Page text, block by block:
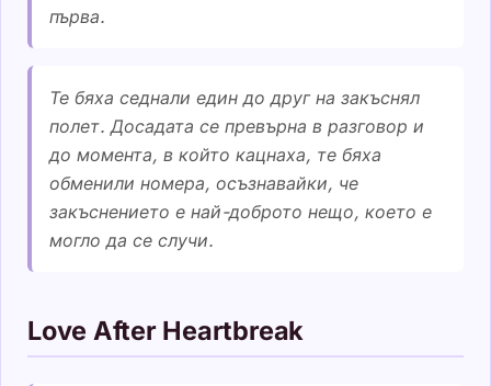
първа.
Те бяха седнали един до друг на закъснял
полет. Досадата се превърна в разговор и
до момента, в който кацнаха, те бяха
обменили номера, осъзнавайки, че
закъснението е най-доброто нещо, което е
могло да се случи.
Love After Heartbreak